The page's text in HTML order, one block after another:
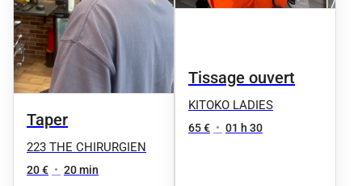
Taper
223 THE CHIRURGIEN
20 € • 20 min
Tissage ouvert
KITOKO LADIES
65 € • 01 h 30